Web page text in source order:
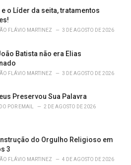
e o Líder da seita, tratamentos
FLÁVIO MARTINEZ 3 DE AGOSTO DE 2026
Batista não era Elias
FLÁVIO MARTINEZ 3 DE AGOSTO DE 2026
Preservou Sua Palavra
POR EMAIL 2 DE AGOSTO DE 2026
do Orgulho Religioso em
3
FLÁVIO MARTINEZ 4 DE AGOSTO DE 2026